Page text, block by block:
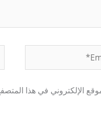
الإلكتروني في هذا